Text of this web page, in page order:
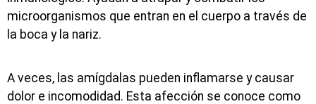
microorganismos que entran en el cuerpo a través de
la boca y la nariz.
A veces, las amígdalas pueden inflamarse y causar
dolor e incomodidad. Esta afección se conoce como